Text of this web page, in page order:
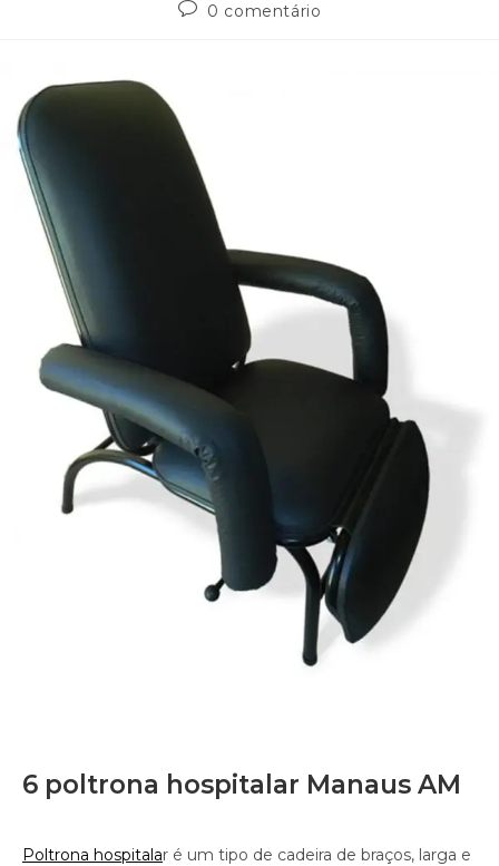
0 comentário
6 poltrona hospitalar Manaus AM
Poltrona hospitalar é um tipo de cadeira de braços, larga e